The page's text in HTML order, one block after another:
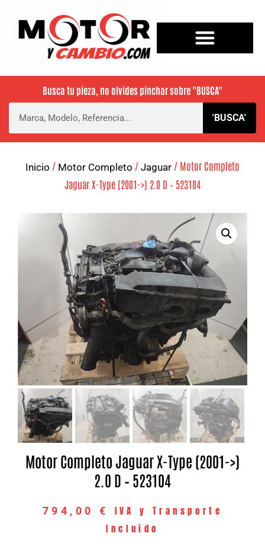
Busca tu pieza, no olvides pinchar sobre "BUSCA"
'BUSCA'
Inicio / Motor Completo / Jaguar / Motor Completo
Jaguar X-Type (2001->) 2.0 D – 523104
Motor Completo Jaguar X-Type (2001->)
2.0 D – 523104
794,00 €
IVA y Transporte
Incluido